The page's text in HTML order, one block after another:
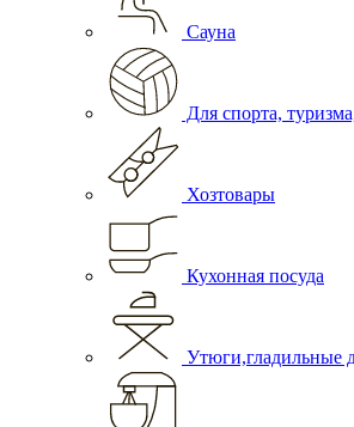
Сауна
Для спорта,
Хозтовары
Кухонная посуда
Утюги,гладильные